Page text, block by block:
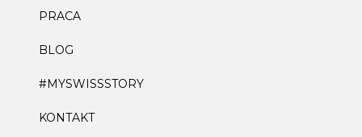
PRACA
BLOG
#MYSWISSSTORY
KONTAKT